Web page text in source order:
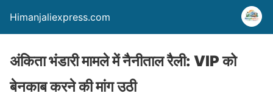
Himanjaliexpress.com
अंकिता भंडारी मामले में नैनीताल रैली: VIP को
बेनकाब करने की मांग उठी